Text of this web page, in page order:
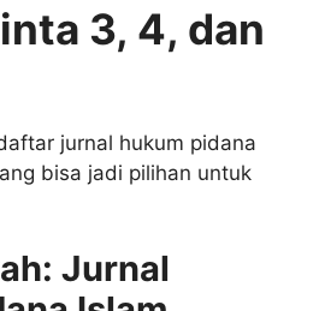
3, 4, dan
jurnal hukum pidana
bisa jadi pilihan untuk
Jurnal